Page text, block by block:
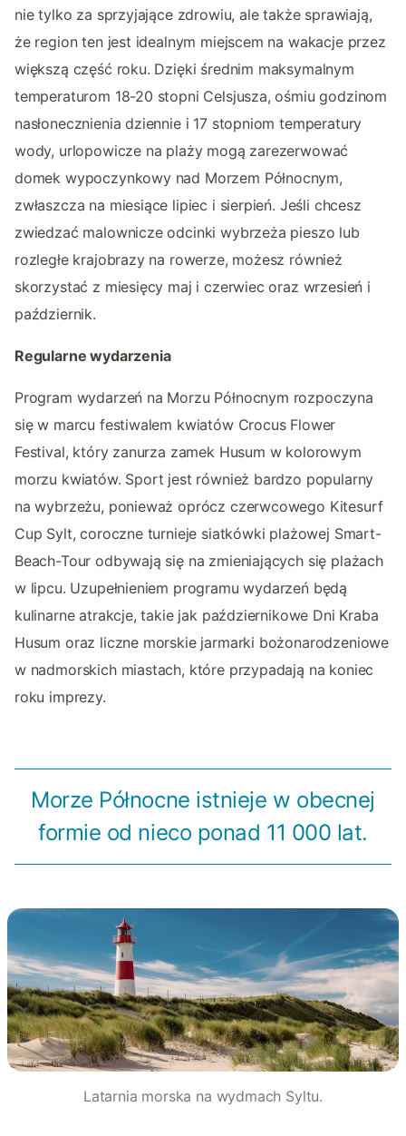
nie tylko za sprzyjające zdrowiu, ale także sprawiają,
że region ten jest idealnym miejscem na wakacje przez
większą część roku. Dzięki średnim maksymalnym
temperaturom 18-20 stopni Celsjusza, ośmiu godzinom
nasłonecznienia dziennie i 17 stopniom temperatury
wody, urlopowicze na plaży mogą zarezerwować
domek wypoczynkowy nad Morzem Północnym,
zwłaszcza na miesiące lipiec i sierpień. Jeśli chcesz
zwiedzać malownicze odcinki wybrzeża pieszo lub
rozległe krajobrazy na rowerze, możesz również
skorzystać z miesięcy maj i czerwiec oraz wrzesień i
październik.
Regularne wydarzenia
Program wydarzeń na Morzu Północnym rozpoczyna
się w marcu festiwalem kwiatów Crocus Flower
Festival, który zanurza zamek Husum w kolorowym
morzu kwiatów. Sport jest również bardzo popularny
na wybrzeżu, ponieważ oprócz czerwcowego Kitesurf
Cup Sylt, coroczne turnieje siatkówki plażowej Smart-
Beach-Tour odbywają się na zmieniających się plażach
w lipcu. Uzupełnieniem programu wydarzeń będą
kulinarne atrakcje, takie jak październikowe Dni Kraba
Husum oraz liczne morskie jarmarki bożonarodzeniowe
w nadmorskich miastach, które przypadają na koniec
roku imprezy.
Morze Północne istnieje w obecnej
formie od nieco ponad 11 000 lat.
Latarnia morska na wydmach Syltu.